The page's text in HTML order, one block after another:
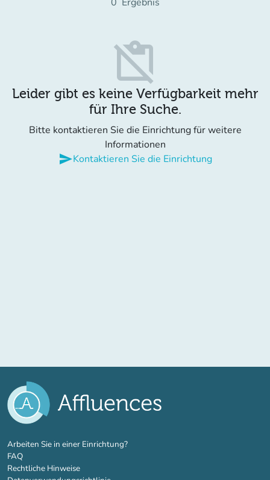
content_paste_off
Leider gibt es keine Verfügbarkeit mehr
für Ihre Suche.
Bitte kontaktieren Sie die Einrichtung für weitere
Informationen
sendKontaktieren Sie die Einrichtung
Arbeiten Sie in einer Einrichtung?(new tab)
FAQ
Rechtliche Hinweise